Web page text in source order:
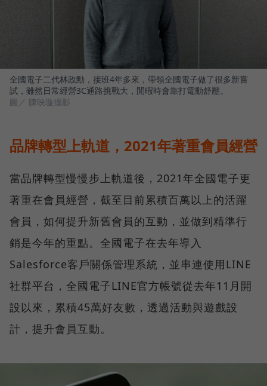
全國電子二代林政勳，接班4年多來，帶領全國電子做了很多新嘗
試，雖然日常經營3C通路挑戰大，閒暇時會靠打電動舒壓。
圖／ 陳映璇攝影
品牌轉型上軌道，2021年著重會員經營
當品牌轉型慢慢步上軌道後，2021年全國電子更
著重在會員經營，截至目前累積百萬以上的活躍
會員，如何提升新舊會員的互動，並做到精準行
銷是今年的重點。全國電子在去年導入
Salesforce客戶關係管理系統，並串連使用LINE
社群平台，全國電子LINE官方帳號從去年11月開
設以來，累積45萬好友數，透過活動與遊戲設
計，提升會員互動。